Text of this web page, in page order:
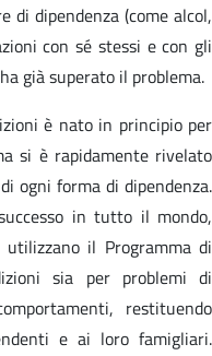
di dipendenza (come alcol,
con sé stessi e con gli
già superato il problema.
è nato in principio per
si è rapidamente rivelato
ogni forma di dipendenza.
in tutto il mondo,
il Programma di
sia per problemi di
restituendo
e ai loro famigliari.